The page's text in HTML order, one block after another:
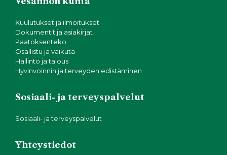
Kuulutukset ja ilmoitukset
Dokumentit ja asiakirjat
Päätöksenteko
Osallistu ja vaikuta
Hallinto ja talous
Hyvinvoinnin ja terveyden edistäminen
Sosiaali- ja terveyspalvelut
Sosiaali- ja terveyspalvelut
Yhteystiedot